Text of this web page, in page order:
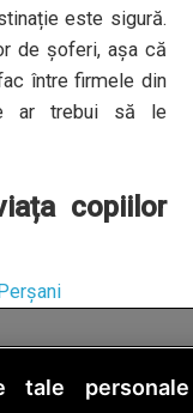
este sigură.
de șoferi, așa că
între firmele din
ar trebui să le
copiilor